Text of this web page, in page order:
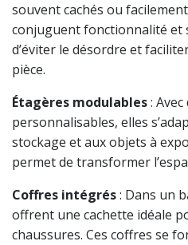
souvent cachés ou
conjuguent fonctionnalité et
d’éviter le désordre et
pièce.
Étagères modulables:
personnalisables, elles
stockage et aux objets à
permet de transformer
Coffres intégrés: Dans un
offrent une cachette idéale
chaussures. Ces coffres se